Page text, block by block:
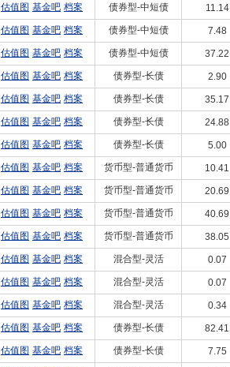
格。
估值图 基金吧 档案 债券型-中短债 11.14
估值图 基金吧 档案 债券型-中短债 7.48
估值图 基金吧 档案 债券型-中短债 37.22
估值图 基金吧 档案 债券型-长债 2.90
估值图 基金吧 档案 债券型-长债 35.17
估值图 基金吧 档案 债券型-长债 24.88
估值图 基金吧 档案 债券型-长债 5.00
估值图 基金吧 档案 货币型-普通货币 10.41
估值图 基金吧 档案 货币型-普通货币 20.69
估值图 基金吧 档案 货币型-普通货币 40.69
估值图 基金吧 档案 货币型-普通货币 38.05
估值图 基金吧 档案 混合型-灵活 0.07
估值图 基金吧 档案 混合型-灵活 0.07
估值图 基金吧 档案 混合型-灵活 0.34
估值图 基金吧 档案 债券型-长债 82.41
估值图 基金吧 档案 债券型-长债 7.75